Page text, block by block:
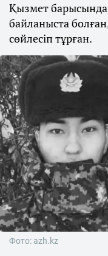
Қызмет
байланыста
сөйлесіп тұрған.
Фото: azh.kz